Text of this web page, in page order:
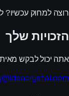
רוצה למחוק
הזכויות שלך
אתה יכול לבקש